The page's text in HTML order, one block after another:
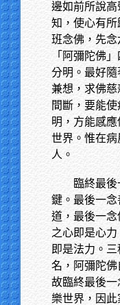
邊如前所說
知，使心有
班念佛，先
「阿彌陀佛
分明。最好
兼想，求佛
間斷，要能
明，方能感
世界。惟在
人。
臨終最
鍵。最後一
道，最後一
之心即是心
即是法力。
名，阿彌陀佛
故臨終最後
樂世界，因